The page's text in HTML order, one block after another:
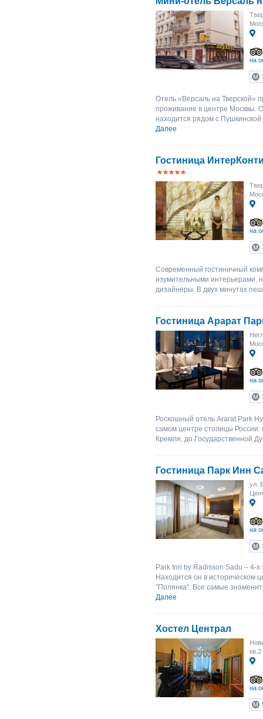
на
Отель «Версаль на Тверской»
проживание в центре Москвы.
находится рядом с
Далее
Гостиница
на
Современный гостиничный
изумительными интерьерами,
дизайнеры. В двух минутах
Гостиница Арарат
на
Роскошный отель Ararat Park
самом центре столицы России:
Кремля, до Государственной
Гостиница Парк Инн
ул.
на
Park Inn by Radisson Sadu – 4-
Находится он в историческом
"Полянка". Все самые
Далее
Хостел Централ
кв.2
на